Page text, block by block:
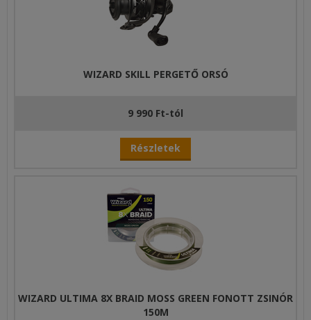
WIZARD SKILL PERGETŐ ORSÓ
9 990 Ft-tól
Részletek
WIZARD ULTIMA 8X BRAID MOSS GREEN FONOTT ZSINÓR
150M